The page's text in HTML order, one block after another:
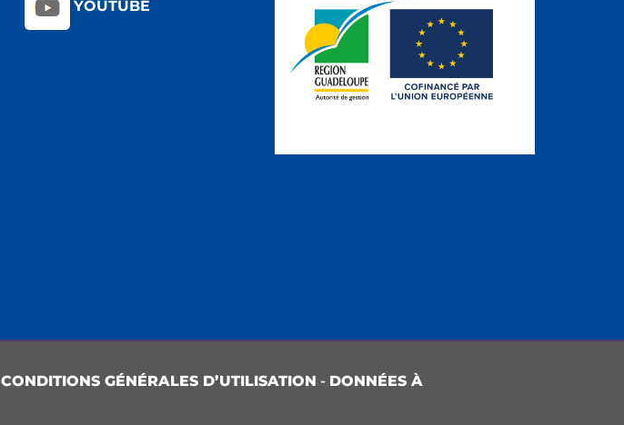
YOUTUBE
CONDITIONS GÉNÉRALES D’UTILISATION - DONNÉES À